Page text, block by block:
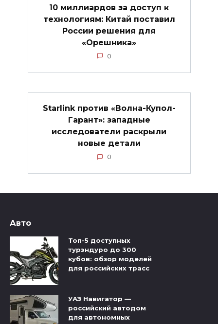
10 миллиардов за доступ к
технологиям: Китай поставил
России решения для
«Орешника»
0
Starlink против «Волна-Купол-
Гарант»: западные
исследователи раскрыли
новые детали
0
Авто
Топ-5 доступных
турэндуро до 300
кубов: обзор моделей
для российских трасс
УАЗ Навигатор —
российский автодом
для автономных